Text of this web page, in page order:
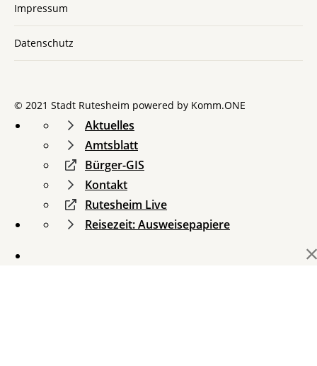
Impressum
Datenschutz
© 2021 Stadt Rutesheim powered by Komm.ONE
Aktuelles
Amtsblatt
Bürger-GIS
Kontakt
Rutesheim Live
Reisezeit: Ausweisepapiere